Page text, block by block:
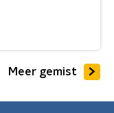
Meer gemist